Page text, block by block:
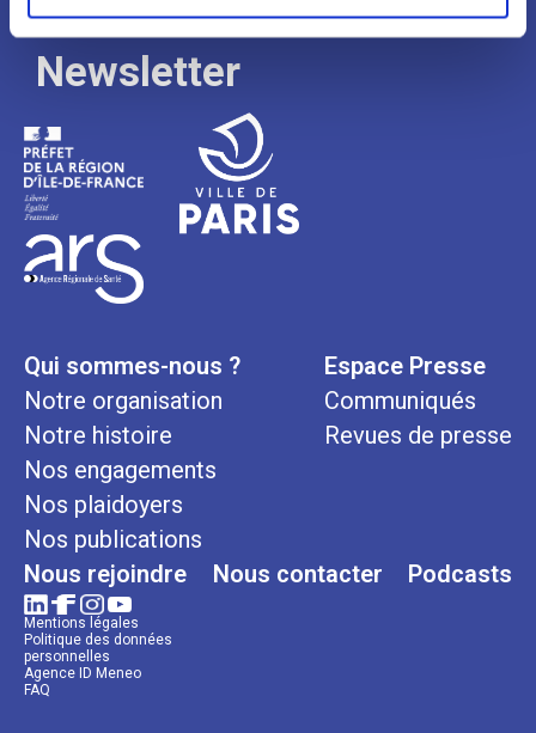
Newsletter
Qui sommes-nous ?
Notre organisation
Notre histoire
Nos engagements
Nos plaidoyers
Nos publications
Espace Presse
Communiqués
Revues de presse
Nous rejoindre Nous contacter Podcasts
Mentions légales
Politique des données
personnelles
Agence ID Meneo
FAQ